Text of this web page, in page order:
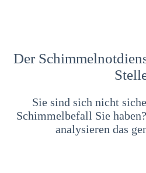
Der
Sie sind sich nicht
Schimmelbefall Sie
analysieren das